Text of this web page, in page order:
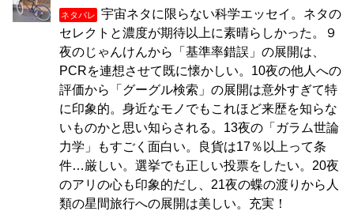
ネタバレ
宇宙ネタに限らない科学エッセイ。ネタの
セレクトと濃度が期待以上に素晴らしかった。９
夜のじゃんけんから「基準率錯誤」の展開は、
PCRを連想させて既に懐かしい。10夜の他人への
評価から「グーグル検索」の展開は意外すぎて特
に印象的。身近なモノでもこれほど来歴を知らな
いものかと思い知らされる。13夜の「ガラム世論
力学」もすごく面白い。良貨は17％以上って条
件…厳しい。選挙でも正しい投票をしたい。20夜
のアリの心も印象的だし、21夜の蝶の渡りから人
類の星間旅行への展開は美しい。充実！